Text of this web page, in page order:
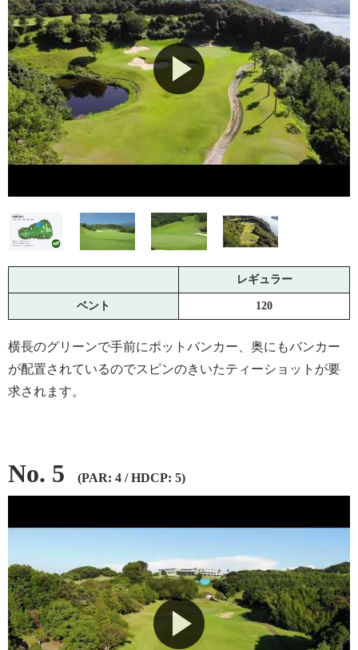
レギュラー
ベント 120
横長のグリーンで手前にポットバンカー、奥にもバンカー
が配置されているのでスピンのきいたティーショットが要
求されます。
No. 5 (PAR: 4 / HDCP: 5)